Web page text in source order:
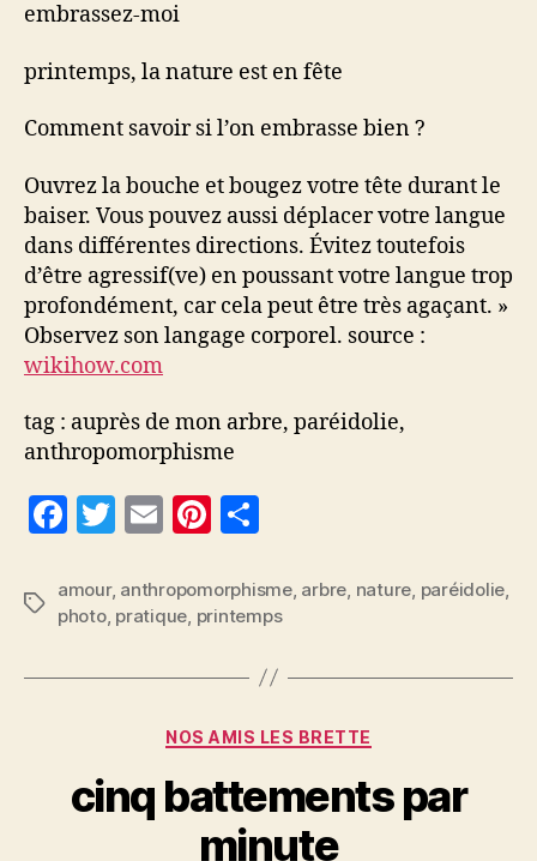
embrassez-moi
printemps, la nature est en fête
Comment savoir si l’on embrasse bien ?
Ouvrez la bouche et bougez votre tête durant le
baiser. Vous pouvez aussi déplacer votre langue
dans différentes directions. Évitez toutefois
d’être agressif(ve) en poussant votre langue trop
profondément, car cela peut être très agaçant. »
Observez son langage corporel. source :
wikihow.com
tag : auprès de mon arbre, paréidolie,
anthropomorphisme
F
c
e
b
k
T
itt
er
E
ai
l
Pi
er
es
t
rt
a
g
Étiquettes
amour, anthropomorphisme, arbre nature paréidolie
photo, pratique printemps
Catégories
NOS AMIS LES BRETTE
cinq battements par
minute